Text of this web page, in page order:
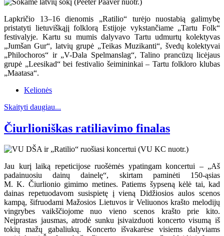
Lapkričio 13–16 dienomis „Ratilio“ turėjo nuostabią galimybę
pristatyti lietuviškąjį folklorą Estijoje vykstančiame „Tartu Folk“
festivalyje. Kartu su mumis dalyvavo Tartu udmurtų kolektyvas
„Jumšan Gur“, latvių grupė „Teikas Muzikanti“, švedų kolektyvai
„Philochoros“ ir „V-Dala Spelmanslag“, Talino prancūzų licėjaus
grupė „Leesikad“ bei festivalio šeimininkai – Tartu folkloro klubas
„Maatasa“.
Kelionės
Skaityti daugiau...
Čiurlioniškas ratiliavimo finalas
Jau kurį laiką repeticijose ruošėmės ypatingam koncertui – „Aš
padainuosiu dainų dainelę“, skirtam paminėti 150-ąsias
M. K. Čiurlionio gimimo metines. Patiems šypseną kėlė tai, kad
dainas repetuodavom susispietę į vieną Didžiosios aulos scenos
kampą, šifruodami Mažosios Lietuvos ir Veliuonos krašto melodijų
vingrybes vaikščiojome nuo vieno scenos krašto prie kito.
Neįprastas jausmas, atrodė sunku įsivaizduoti koncerto visumą iš
tokių mažų gabaliukų. Koncerto išvakarėse visiems dalyviams